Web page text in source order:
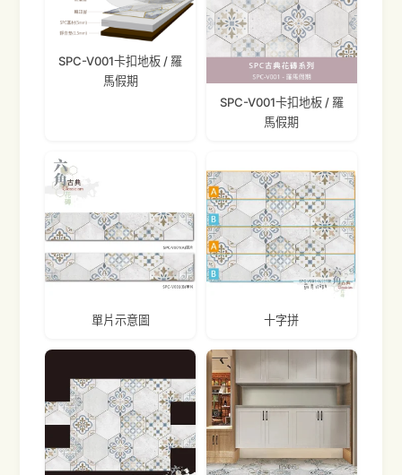
SPC-V001卡扣地板 / 羅
馬假期
SPC-V001卡扣地板 / 羅
馬假期
單片示意圖 十字拼